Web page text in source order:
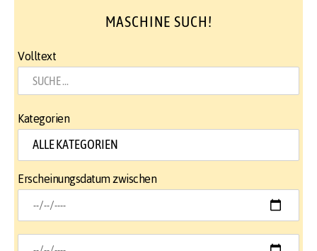
MASCHINE SUCH!
Volltext
Kategorien
Erscheinungsdatum zwischen